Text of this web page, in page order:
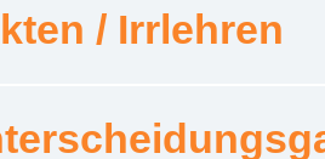
/ Irrlehren